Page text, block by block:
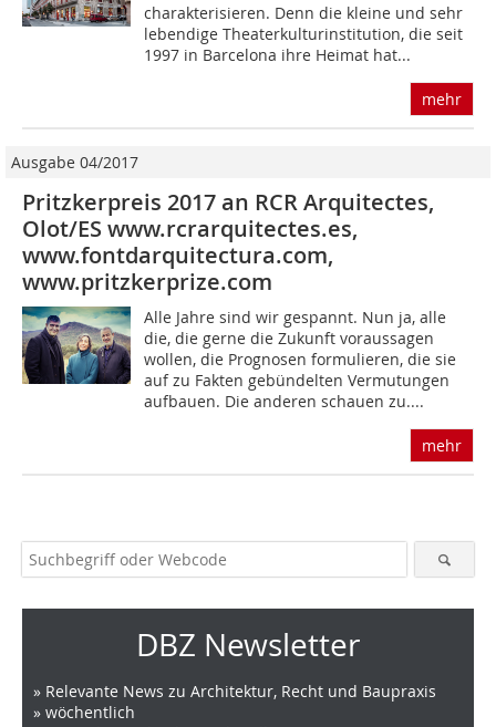
charakterisieren. Denn die kleine und sehr
lebendige Theaterkulturinstitution, die seit
1997 in Barcelona ihre Heimat hat...
mehr
Ausgabe 04/2017
Pritzkerpreis 2017 an RCR Arquitectes,
Olot/ES www.rcrarquitectes.es,
www.fontdarquitectura.com,
www.pritzkerprize.com
Alle Jahre sind wir gespannt. Nun ja, alle
die, die gerne die Zukunft voraussagen
wollen, die Prognosen formulieren, die sie
auf zu Fakten gebündelten Vermutungen
aufbauen. Die anderen schauen zu....
mehr
DBZ Newsletter
» Relevante News zu Architektur, Recht und Baupraxis
» wöchentlich